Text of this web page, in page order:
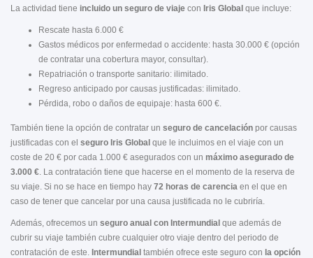
La actividad tiene incluido un seguro de viaje con Iris Global que incluye:
Rescate hasta 6.000 €
Gastos médicos por enfermedad o accidente: hasta 30.000 € (opción
de contratar una cobertura mayor, consultar).
Repatriación o transporte sanitario: ilimitado.
Regreso anticipado por causas justificadas: ilimitado.
Pérdida, robo o daños de equipaje: hasta 600 €.
También tiene la opción de contratar un seguro de cancelación por causas
justificadas con el seguro Iris Global que le incluimos en el viaje con un
coste de 20 € por cada 1.000 € asegurados con un máximo asegurado de
3.000 € . La contratación tiene que hacerse en el momento de la reserva de
su viaje. Si no se hace en tiempo hay 72 horas de carencia en el que en
caso de tener que cancelar por una causa justificada no le cubriría.
Además, ofrecemos un seguro anual con Intermundial que además de
cubrir su viaje también cubre cualquier otro viaje dentro del periodo de
contratación de este. Intermundial también ofrece este seguro con la opción